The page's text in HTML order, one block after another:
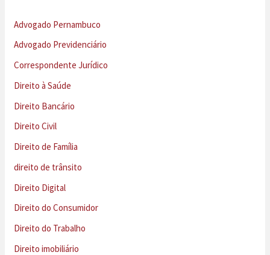
Advogado Pernambuco
Advogado Previdenciário
Correspondente Jurídico
Direito à Saúde
Direito Bancário
Direito Civil
Direito de Família
direito de trânsito
Direito Digital
Direito do Consumidor
Direito do Trabalho
Direito imobiliário